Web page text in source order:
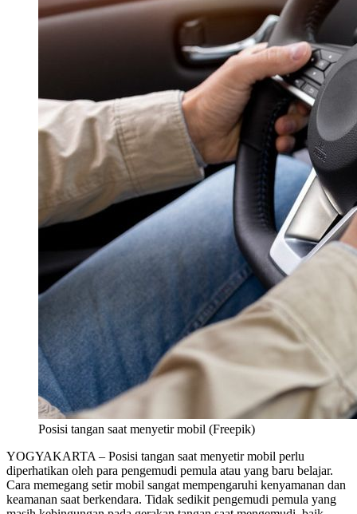
Posisi tangan saat menyetir mobil (Freepik)
YOGYAKARTA – Posisi tangan saat menyetir mobil perlu
diperhatikan oleh para pengemudi pemula atau yang baru belajar.
Cara memegang setir mobil sangat mempengaruhi kenyamanan dan
keamanan saat berkendara. Tidak sedikit pengemudi pemula yang